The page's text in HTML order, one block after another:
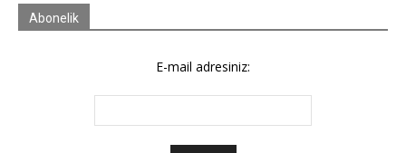
Abonelik
E-mail adresiniz: